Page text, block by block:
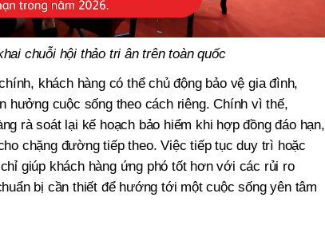
chuỗi hội thảo tri ân trên toàn quốc
khách hàng có thể chủ động bảo vệ gia đình,
hưởng cuộc sống theo cách riêng. Chính vì thế,
rà soát lại kế hoạch bảo hiểm khi hợp đồng đáo hạn,
chặng đường tiếp theo. Việc tiếp tục duy trì hoặc
giúp khách hàng ứng phó tốt hơn với các rủi ro
bị cần thiết để hướng tới một cuộc sống yên tâm